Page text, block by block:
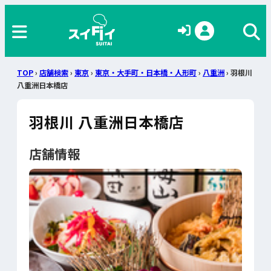
TOP› 店舗検索› 東京› 東京・大手町・日本橋・人形町› 八重洲› 羽根川
八重洲日本橋店
羽根川 八重洲日本橋店
店舗情報